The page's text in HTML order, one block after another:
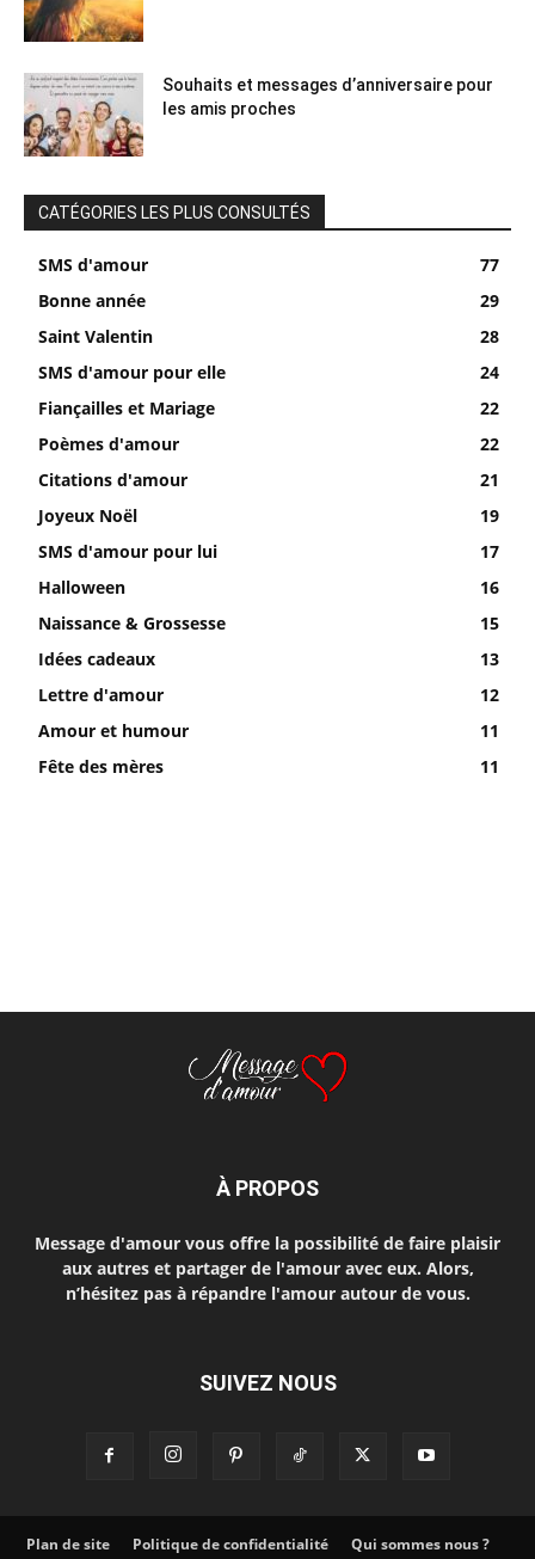
Souhaits et messages d’anniversaire pour
les amis proches
CATÉGORIES LES PLUS CONSULTÉS
SMS d'amour
77
Bonne année
29
Saint Valentin
28
SMS d'amour pour elle
24
Fiançailles et Mariage
22
Poèmes d'amour
22
Citations d'amour
21
Joyeux Noël
19
SMS d'amour pour lui
17
Halloween
16
Naissance & Grossesse
15
Idées cadeaux
13
Lettre d'amour
12
Amour et humour
11
Fête des mères
11
À PROPOS
Message d'amour vous offre la possibilité de faire plaisir
aux autres et partager de l'amour avec eux. Alors,
n’hésitez pas à répandre l'amour autour de vous.
SUIVEZ NOUS
Plan de site Politique de confidentialité
Qui sommes nous ?